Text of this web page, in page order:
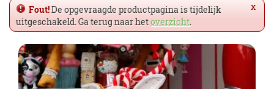
x
Fout!De opgevraagde productpagina is tijdelijk
uitgeschakeld. Ga terug naar hetoverzicht.